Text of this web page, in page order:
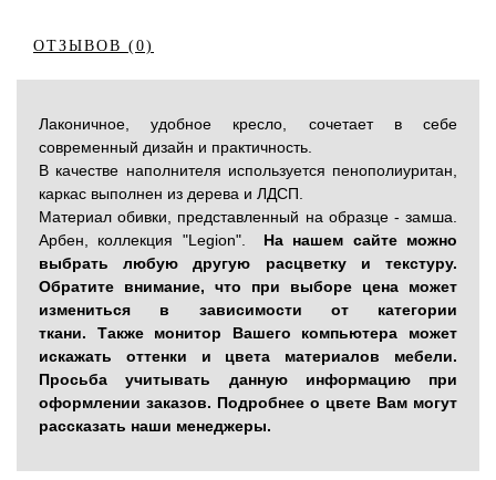
ОТЗЫВОВ (0)
Лаконичное, удобное кресло, сочетает в себе
современный дизайн и практичность.
В качестве наполнителя используется пенополиуритан,
каркас выполнен из дерева и ЛДСП.
Материал обивки, представленный на образце - замша.
Арбен, коллекция "Legion". На нашем сайте можно
выбрать любую другую расцветку и текстуру.
Обратите внимание, что при выборе цена может
измениться в зависимости от категории
ткани. Также монитор Вашего компьютера может
искажать оттенки и цвета материалов мебели.
Просьба учитывать данную информацию при
оформлении заказов. Подробнее о цвете Вам могут
рассказать наши менеджеры.